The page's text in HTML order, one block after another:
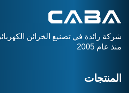
شركة رائدة في تصنيع الخزائن
منذ عام 2005
المنتجات